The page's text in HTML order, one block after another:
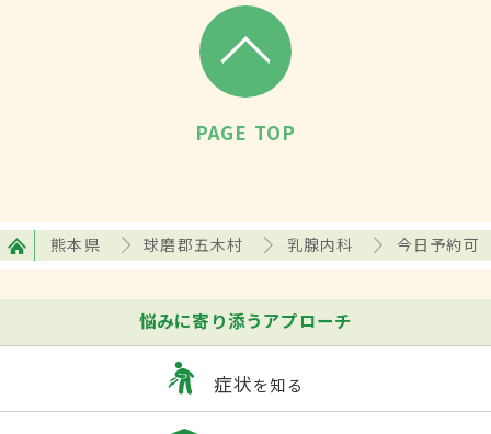
PAGE TOP
熊本県 球磨郡五木村 乳腺内科 今日予約可
悩みに寄り添うアプローチ
症状を知る